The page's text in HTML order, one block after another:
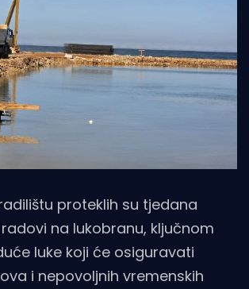
proteklih su tjedana
na lukobranu, ključnom
luke koji će osiguravati
i nepovoljnih vremenskih